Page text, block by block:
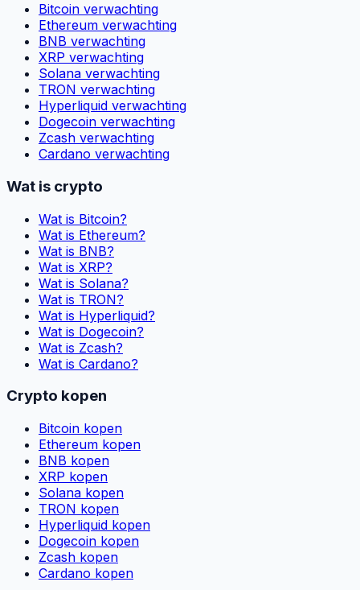
Bitcoin verwachting
Ethereum verwachting
BNB verwachting
XRP verwachting
Solana verwachting
TRON verwachting
Hyperliquid verwachting
Dogecoin verwachting
Zcash verwachting
Cardano verwachting
Wat is crypto
Wat is Bitcoin?
Wat is Ethereum?
Wat is BNB?
Wat is XRP?
Wat is Solana?
Wat is TRON?
Wat is Hyperliquid?
Wat is Dogecoin?
Wat is Zcash?
Wat is Cardano?
Crypto kopen
Bitcoin kopen
Ethereum kopen
BNB kopen
XRP kopen
Solana kopen
TRON kopen
Hyperliquid kopen
Dogecoin kopen
Zcash kopen
Cardano kopen